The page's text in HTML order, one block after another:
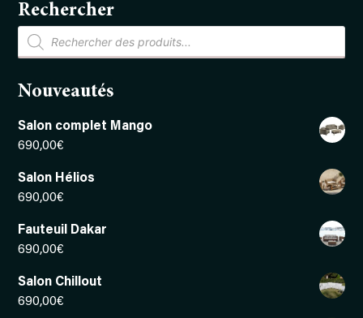
Rechercher
Recherche
de
produits
Nouveautés
Salon complet Mango
690,00€
Salon Hélios
690,00€
Fauteuil Dakar
690,00€
Salon Chillout
690,00€